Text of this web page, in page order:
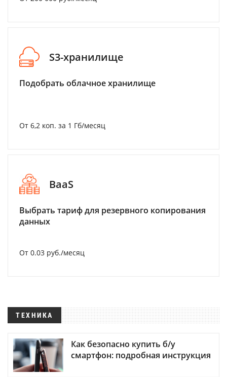
S3-хранилище
Подобрать облачное хранилище
От 6,2 коп. за 1 Гб/месяц
BaaS
Выбрать тариф для резервного копирования
данных
От 0.03 руб./месяц
ТЕХНИКА
Как безопасно купить б/у
смартфон: подробная инструкция